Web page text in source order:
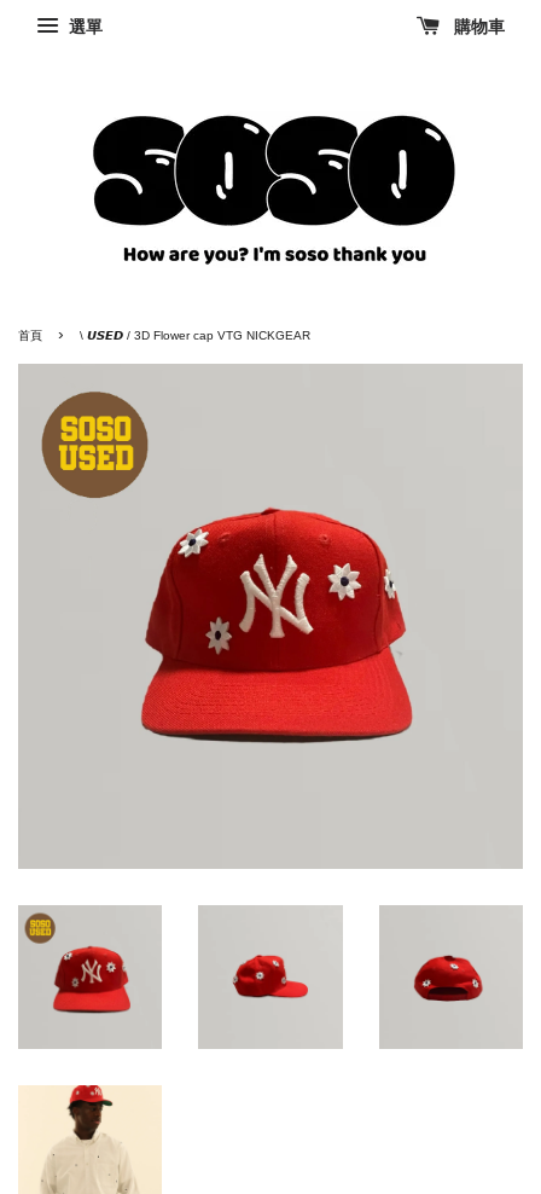
選單 購物車
首頁 › \ 𝙐𝙎𝙀𝘿 / 3D Flower cap VTG NICKGEAR